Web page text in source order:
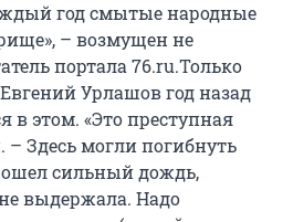
год смытые народные
– возмущен не
портала 76.ru.Только
Урлашов год назад
в этом. «Это преступная
– Здесь могли погибнуть
сильный дождь,
выдержала. Надо